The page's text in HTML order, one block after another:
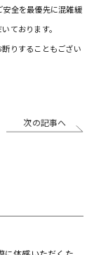
全を最優先に混雑緩
ております。
りすることもござい
次の記事へ